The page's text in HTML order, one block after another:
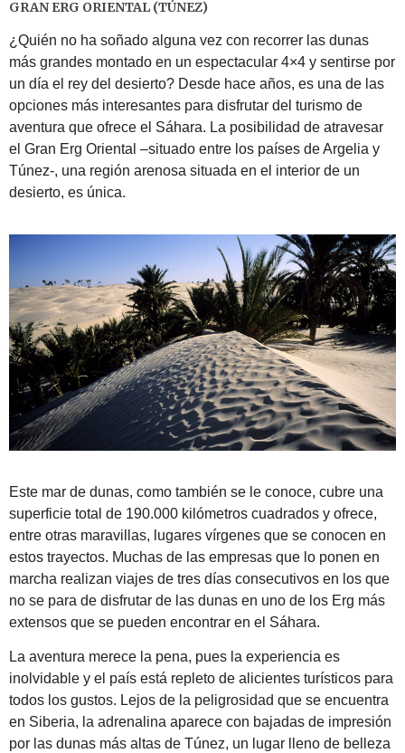
GRAN ERG ORIENTAL (TÚNEZ)
¿Quién no ha soñado alguna vez con recorrer las dunas
más grandes montado en un espectacular 4×4 y sentirse por
un día el rey del desierto? Desde hace años, es una de las
opciones más interesantes para disfrutar del turismo de
aventura que ofrece el Sáhara. La posibilidad de atravesar
el Gran Erg Oriental –situado entre los países de Argelia y
Túnez-, una región arenosa situada en el interior de un
desierto, es única.
Este mar de dunas, como también se le conoce, cubre una
superficie total de 190.000 kilómetros cuadrados y ofrece,
entre otras maravillas, lugares vírgenes que se conocen en
estos trayectos. Muchas de las empresas que lo ponen en
marcha realizan viajes de tres días consecutivos en los que
no se para de disfrutar de las dunas en uno de los Erg más
extensos que se pueden encontrar en el Sáhara.
La aventura merece la pena, pues la experiencia es
inolvidable y el país está repleto de alicientes turísticos para
todos los gustos. Lejos de la peligrosidad que se encuentra
en Siberia, la adrenalina aparece con bajadas de impresión
por las dunas más altas de Túnez, un lugar lleno de belleza